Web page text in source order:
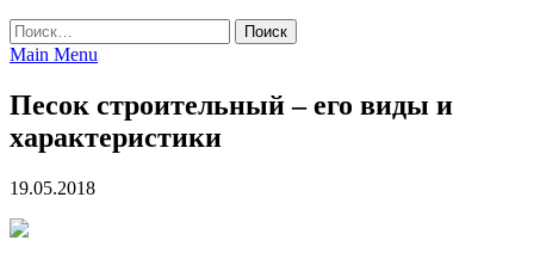
Найти:
Main Menu
Песок строительный – его виды и
характеристики
19.05.2018